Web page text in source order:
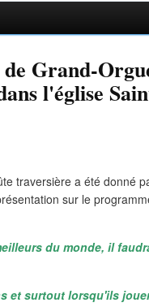
Grand-
l'église
traversière a été donné
sur le
du monde, il
et surtout lorsqu'ils